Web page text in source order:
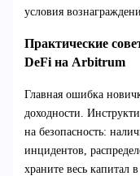
условия
Практические
DeFi на Arbitrum
Главная ошибка
доходности.
на безопасность:
инцидентов,
храните весь капитал